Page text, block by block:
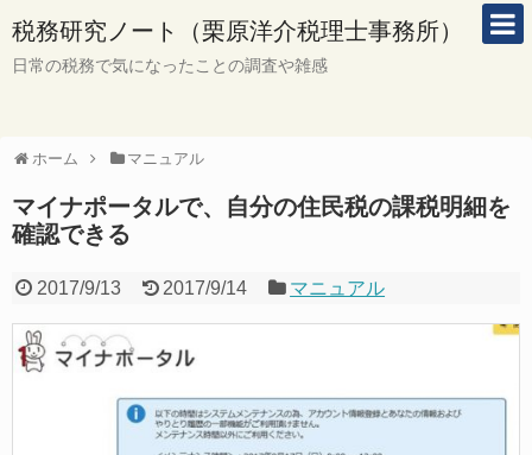
税務研究ノート（栗原洋介税理士事務所）
日常の税務で気になったことの調査や雑感
ホーム マニュアル
マイナポータルで、自分の住民税の課税明細を
確認できる
2017/9/13 2017/9/14 マニュアル